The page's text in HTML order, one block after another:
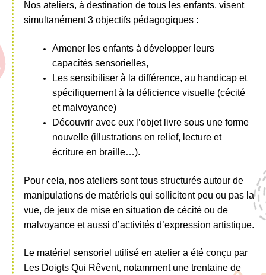
Nos ateliers, à destination de tous les enfants, visent
simultanément 3 objectifs pédagogiques :
Amener les enfants à développer leurs
capacités sensorielles,
Les sensibiliser à la différence, au handicap et
spécifiquement à la déficience visuelle (cécité
et malvoyance)
Découvrir avec eux l’objet livre sous une forme
nouvelle (illustrations en relief, lecture et
écriture en braille…).
Pour cela, nos ateliers sont tous structurés autour de
manipulations de matériels qui sollicitent peu ou pas la
vue, de jeux de mise en situation de cécité ou de
malvoyance et aussi d’activités d’expression artistique.
Le matériel sensoriel utilisé en atelier a été conçu par
Les Doigts Qui Rêvent, notamment une trentaine de